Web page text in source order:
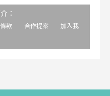
：
款 合作提案
加入我